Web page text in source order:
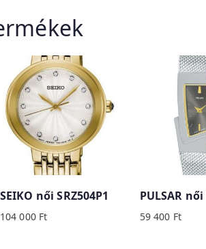
SEIKO női SRZ504P1
104 000 Ft
PULSAR női
59 400 Ft